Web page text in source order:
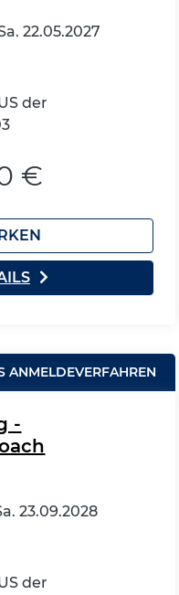
22.05.2027
der
€
ANMELDEVERFAHREN
-
23.09.2028
der